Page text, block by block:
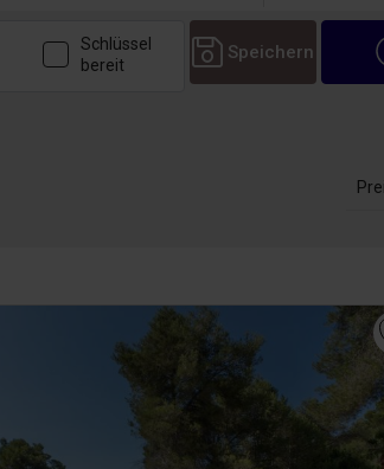
Schlüssel
bereit
Speichern